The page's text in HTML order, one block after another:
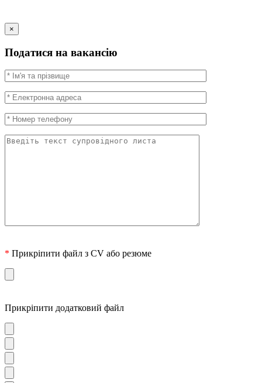
×
Податися на вакансію
* Прикріпити файл з CV або резюме
Прикріпити додатковий файл